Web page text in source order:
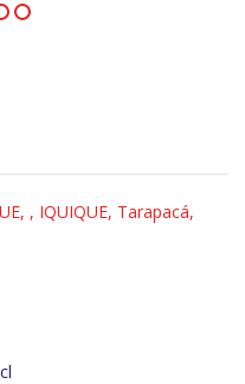
, IQUIQUE, Tarapacá,